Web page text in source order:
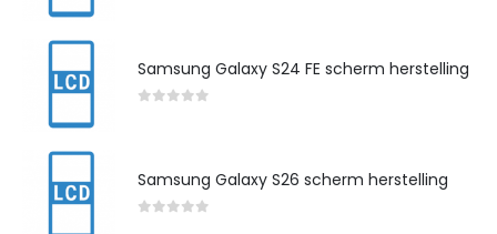
Samsung Galaxy S24 FE scherm herstelling
Samsung Galaxy S26 scherm herstelling